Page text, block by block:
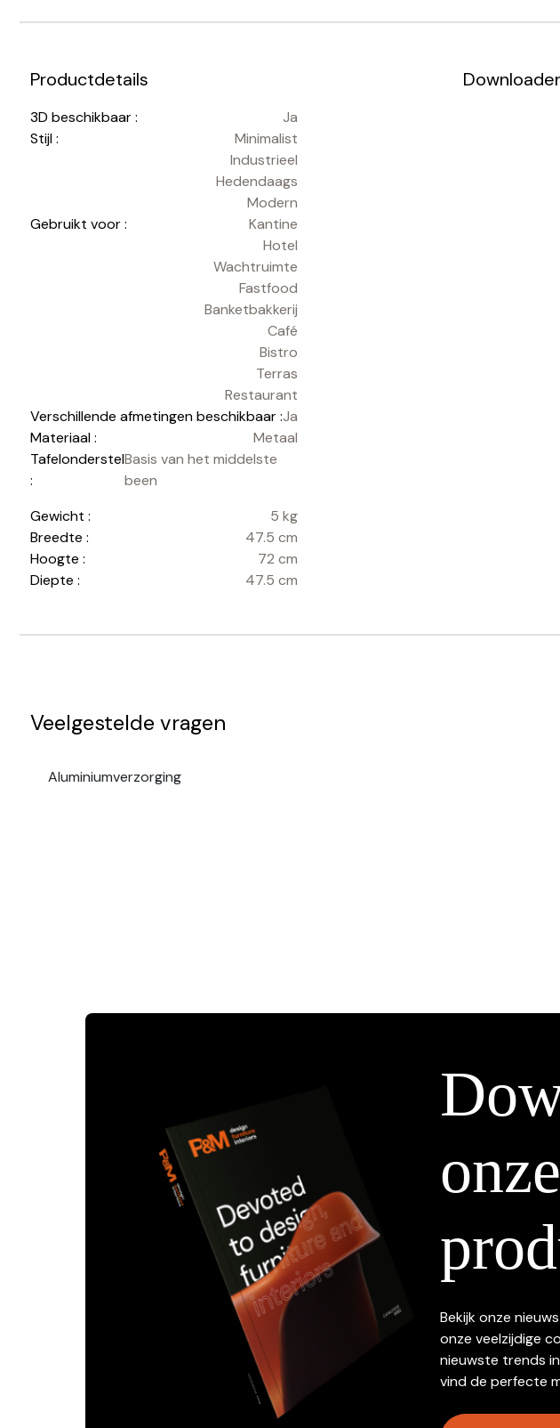
Productdetails
3D beschikbaar :
Ja
Stijl :
Minimalist
Industrieel
Hedendaags
Modern
Gebruikt voor :
Kantine
Hotel
Wachtruimte
Fastfood
Banketbakkerij
Café
Bistro
Terras
Restaurant
Verschillende afmetingen beschikbaar :Ja
Materiaal :
Metaal
Tafelonderstel
:
Basis van het middelste
been
Gewicht :
5 kg
Breedte :
47.5 cm
Hoogte :
72 cm
Diepte :
47.5 cm
Veelgestelde vragen
Aluminiumverzorging
onze
Bekijk onze
onze veelzijdige
nieuwste trends
vind de perfecte